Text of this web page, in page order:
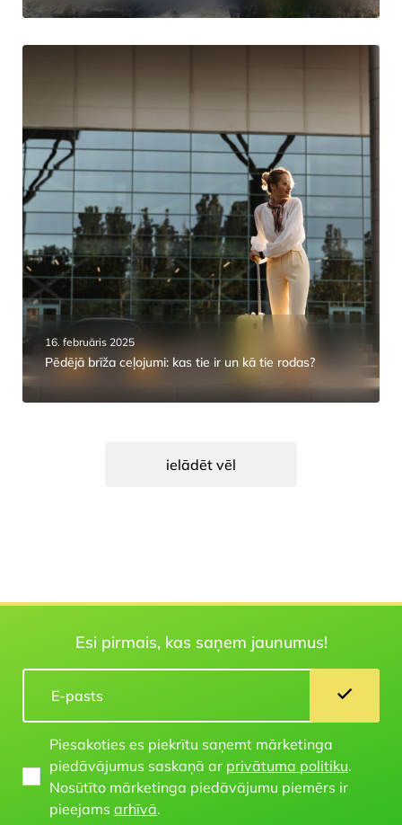
16. februāris 2025
Pēdējā brīža ceļojumi: kas tie ir un kā tie rodas?
ielādēt vēl
Esi pirmais, kas saņem jaunumus!
Piesakoties es piekrītu saņemt mārketinga
piedāvājumus saskaņā ar privātuma politiku.
Nosūtīto mārketinga piedāvājumu piemērs ir
pieejams arhīvā.